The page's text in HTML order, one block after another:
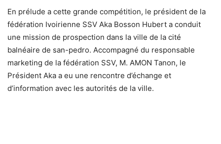
En prélude a cette grande compétition, le président de la
fédération Ivoirienne SSV Aka Bosson Hubert a conduit
une mission de prospection dans la ville de la cité
balnéaire de san-pedro. Accompagné du responsable
marketing de la fédération SSV, M. AMON Tanon, le
Président Aka a eu une rencontre d’échange et
d’information avec les autorités de la ville.